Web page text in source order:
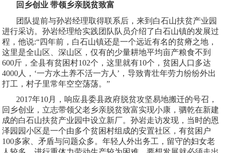
回乡创业 带领乡亲脱贫致富
团队提前与孙岩经理取得联系后，来到白石山扶贫产业园
进行采访。孙岩经理给实践团队队员介绍了白石山镇的发展过
程，他说:“四年前，白石山镇还是一个远近有名的贫瘠之地，
这里是全山区、深山区，仅有的少量耕地平均亩产粮食不到
600斤，全县有贫困村102个，这里就有10个，贫困人口多达
4000 人，‘一方水土养不活一方人’，导致青壮年劳力纷纷外出
打工，村子里常年空空荡荡。”
2017年10月，响应县委县政府脱贫攻坚易地搬迁的号召，
回乡创业，立志带领父老乡亲脱贫致富实现小康，驷乾在新建
成的白石山扶贫产业园中设立新厂。孙岩走访发现，当时的恩
泽园园小区是一个由多个贫困村组成的安置社区，有贫困户
100多家、矛盾与问题众多。年轻人外出务工，留守的妇女老